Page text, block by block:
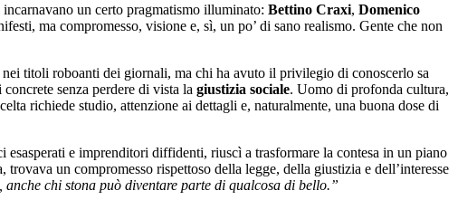
un certo pragmatismo illuminato: Bettino Craxi, Domenico
ma compromesso, visione e, sì, un po’ di sano realismo. Gente che non
titoli roboanti dei giornali, ma chi ha avuto il privilegio di conoscerlo sa
senza perdere di vista la giustizia sociale. Uomo di profonda cultura,
richiede studio, attenzione ai dettagli e, naturalmente, una buona dose di
e imprenditori diffidenti, riuscì a trasformare la contesa in un piano
un compromesso rispettoso della legge, della giustizia e dell’interesse
chi stona può diventare parte di qualcosa di bello.”